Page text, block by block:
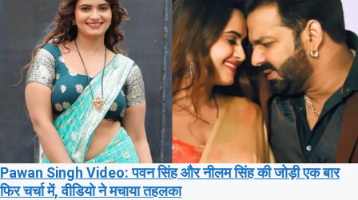
Pawan Singh Video: पवन सिंह और नीलम सिंह की जोड़ी एक बार
फिर चर्चा में, वीडियो ने मचाया तहलका